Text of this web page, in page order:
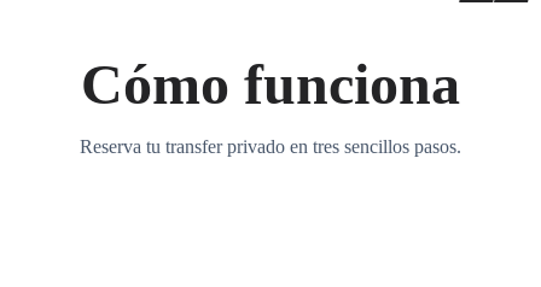
Cómo funciona
Reserva tu transfer privado en tres sencillos pasos.